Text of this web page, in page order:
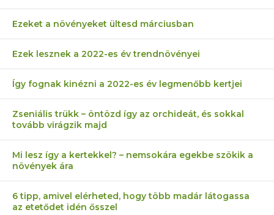
Ezeket a növényeket ültesd márciusban
Ezek lesznek a 2022-es év trendnövényei
Így fognak kinézni a 2022-es év legmenőbb kertjei
Zseniális trükk – öntözd így az orchideát, és sokkal
tovább virágzik majd
Mi lesz így a kertekkel? – nemsokára egekbe szökik a
növények ára
6 tipp, amivel elérheted, hogy több madár látogassa
az etetődet idén ősszel